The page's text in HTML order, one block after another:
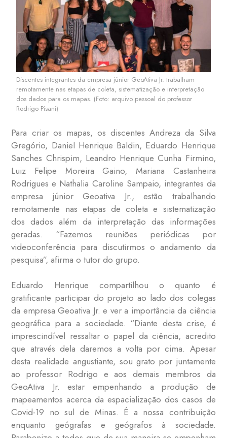
Discentes integrantes da empresa júnior GeoAtiva Jr. trabalham
remotamente nas etapas de coleta, sistematização e interpretação
dos dados para os mapas. (Foto: arquivo pessoal do professor
Rodrigo Pisani)
Para criar os mapas, os discentes Andreza da Silva
Gregório, Daniel Henrique Baldin, Eduardo Henrique
Sanches Chrispim, Leandro Henrique Cunha Firmino,
Luiz Felipe Moreira Gaino, Mariana Castanheira
Rodrigues e Nathalia Caroline Sampaio, integrantes da
empresa júnior Geoativa Jr., estão trabalhando
remotamente nas etapas de coleta e sistematização
dos dados além da interpretação das informações
geradas. “Fazemos reuniões periódicas por
videoconferência para discutirmos o andamento da
pesquisa”, afirma o tutor do grupo.
Eduardo Henrique compartilhou o quanto é
gratificante participar do projeto ao lado dos colegas
da empresa Geoativa Jr. e ver a importância da ciência
geográfica para a sociedade. “Diante desta crise, é
imprescindível ressaltar o papel da ciência, acredito
que através dela daremos a volta por cima. Apesar
desta realidade angustiante, sou grato por juntamente
ao professor Rodrigo e aos demais membros da
GeoAtiva Jr. estar empenhando a produção de
mapeamentos acerca da espacialização dos casos de
Covid-19 no sul de Minas. É a nossa contribuição
enquanto geógrafas e geógrafos à sociedade.